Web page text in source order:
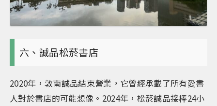
六、誠品松菸書店
2020年，敦南誠品結束營業，它曾經承載了所有愛書
人對於書店的可能想像。2024年，松菸誠品接棒24小